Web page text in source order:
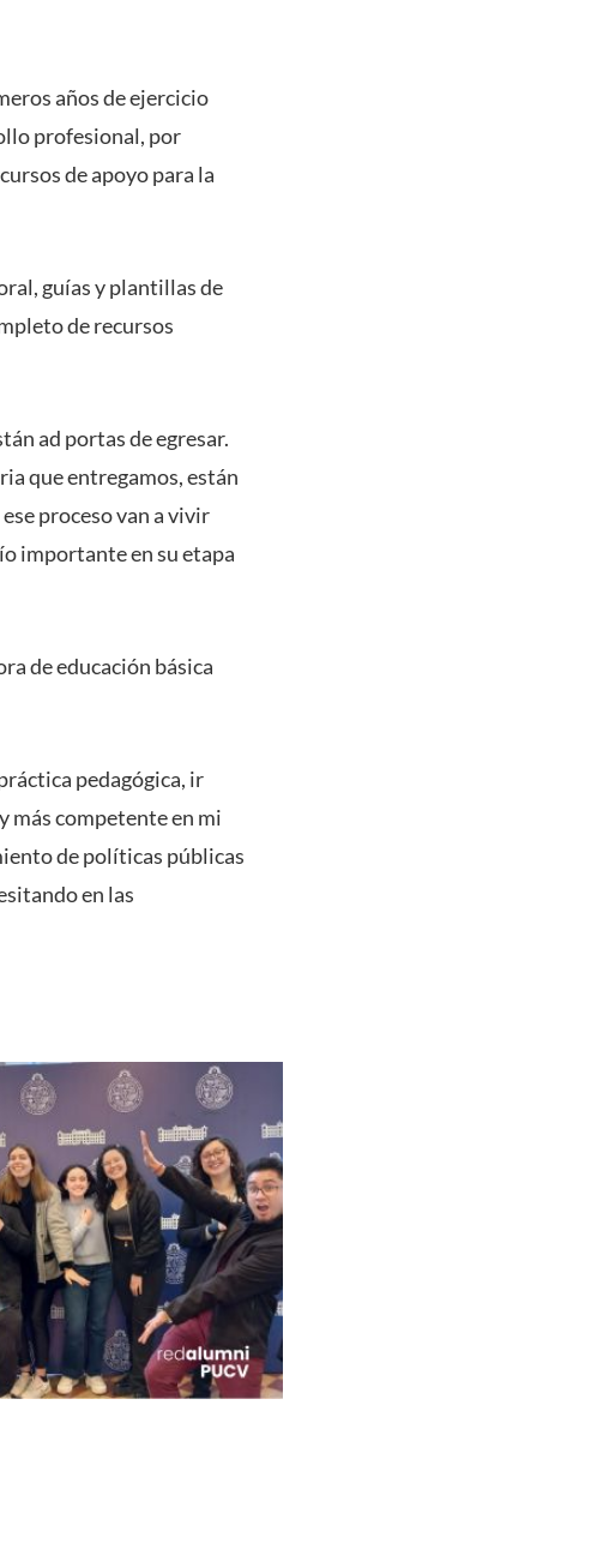
años de ejercicio
profesional, por
de apoyo para la
guías y plantillas de
de recursos
ad portas de egresar.
que entregamos, están
proceso van a vivir
importante en su etapa
de educación básica
pedagógica, ir
más competente en mi
de políticas públicas
en las